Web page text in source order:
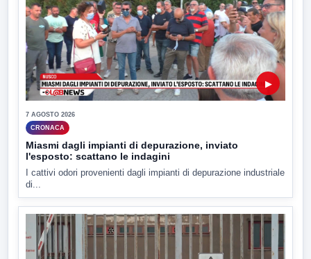
▶
7 AGOSTO 2026
CRONACA
Miasmi dagli impianti di depurazione, inviato
l'esposto: scattano le indagini
I cattivi odori provenienti dagli impianti di depurazione industriale
di...